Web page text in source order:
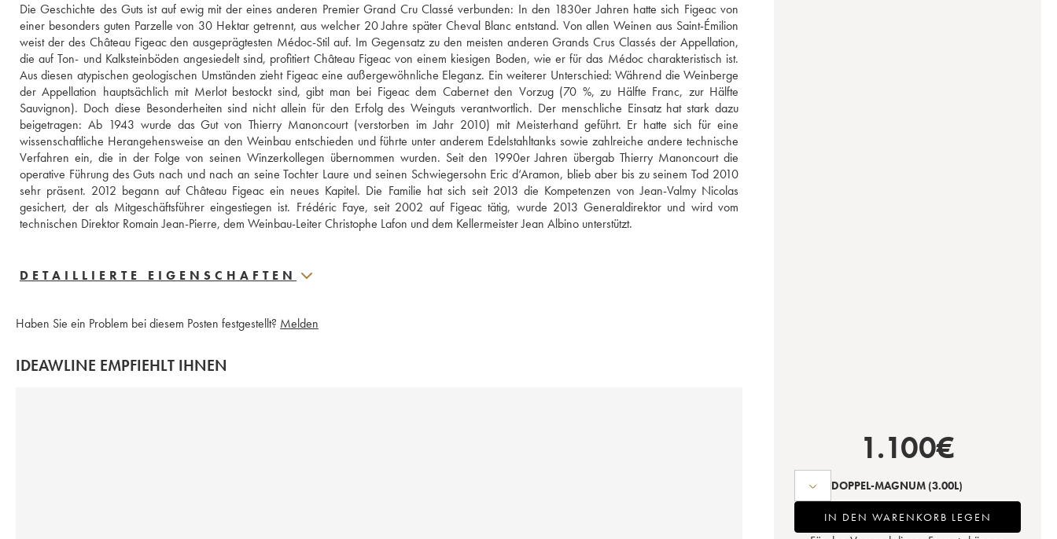
Die Geschichte des Guts ist auf ewig mit der eines anderen Premier Grand Cru Classé verbunden: In den 1830er Jahren hatte sich Figeac von
einer besonders guten Parzelle von 30 Hektar getrennt, aus welcher 20 Jahre später Cheval Blanc entstand. Von allen Weinen aus Saint-Émilion
weist der des Château Figeac den ausgeprägtesten Médoc-Stil auf. Im Gegensatz zu den meisten anderen Grands Crus Classés der Appellation,
die auf Ton- und Kalksteinböden angesiedelt sind, profitiert Château Figeac von einem kiesigen Boden, wie er für das Médoc charakteristisch ist.
Aus diesen atypischen geologischen Umständen zieht Figeac eine außergewöhnliche Eleganz. Ein weiterer Unterschied: Während die Weinberge
der Appellation hauptsächlich mit Merlot bestockt sind, gibt man bei Figeac dem Cabernet den Vorzug (70 %, zu Hälfte Franc, zur Hälfte
Sauvignon). Doch diese Besonderheiten sind nicht allein für den Erfolg des Weinguts verantwortlich. Der menschliche Einsatz hat stark dazu
beigetragen: Ab 1943 wurde das Gut von Thierry Manoncourt (verstorben im Jahr 2010) mit Meisterhand geführt. Er hatte sich für eine
wissenschaftliche Herangehensweise an den Weinbau entschieden und führte unter anderem Edelstahltanks sowie zahlreiche andere technische
Verfahren ein, die in der Folge von seinen Winzerkollegen übernommen wurden. Seit den 1990er Jahren übergab Thierry Manoncourt die
operative Führung des Guts nach und nach an seine Tochter Laure und seinen Schwiegersohn Eric d‘Aramon, blieb aber bis zu seinem Tod 2010
sehr präsent. 2012 begann auf Château Figeac ein neues Kapitel. Die Familie hat sich seit 2013 die Kompetenzen von Jean-Valmy Nicolas
gesichert, der als Mitgeschäftsführer eingestiegen ist. Frédéric Faye, seit 2002 auf Figeac tätig, wurde 2013 Generaldirektor und wird vom
technischen Direktor Romain Jean-Pierre, dem Weinbau-Leiter Christophe Lafon und dem Kellermeister Jean Albino unterstützt.
DETAILLIERTE EIGENSCHAFTEN
Haben Sie ein Problem bei diesem Posten festgestellt? Melden
IDEAWLINE EMPFIEHLT IHNEN
1.100€
DOPPEL-MAGNUM (3.00L)
IN DEN WARENKORB LEGEN